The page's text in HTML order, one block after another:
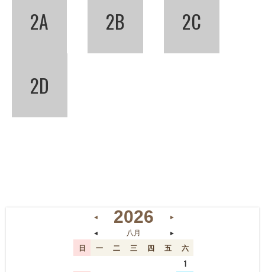
2A 2B 2C
2D
◄ 2026
►
◄
八月 ►
日 一 二 三 四 五
六
1